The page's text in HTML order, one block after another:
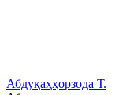
Абдуқаҳҳорзода Т.